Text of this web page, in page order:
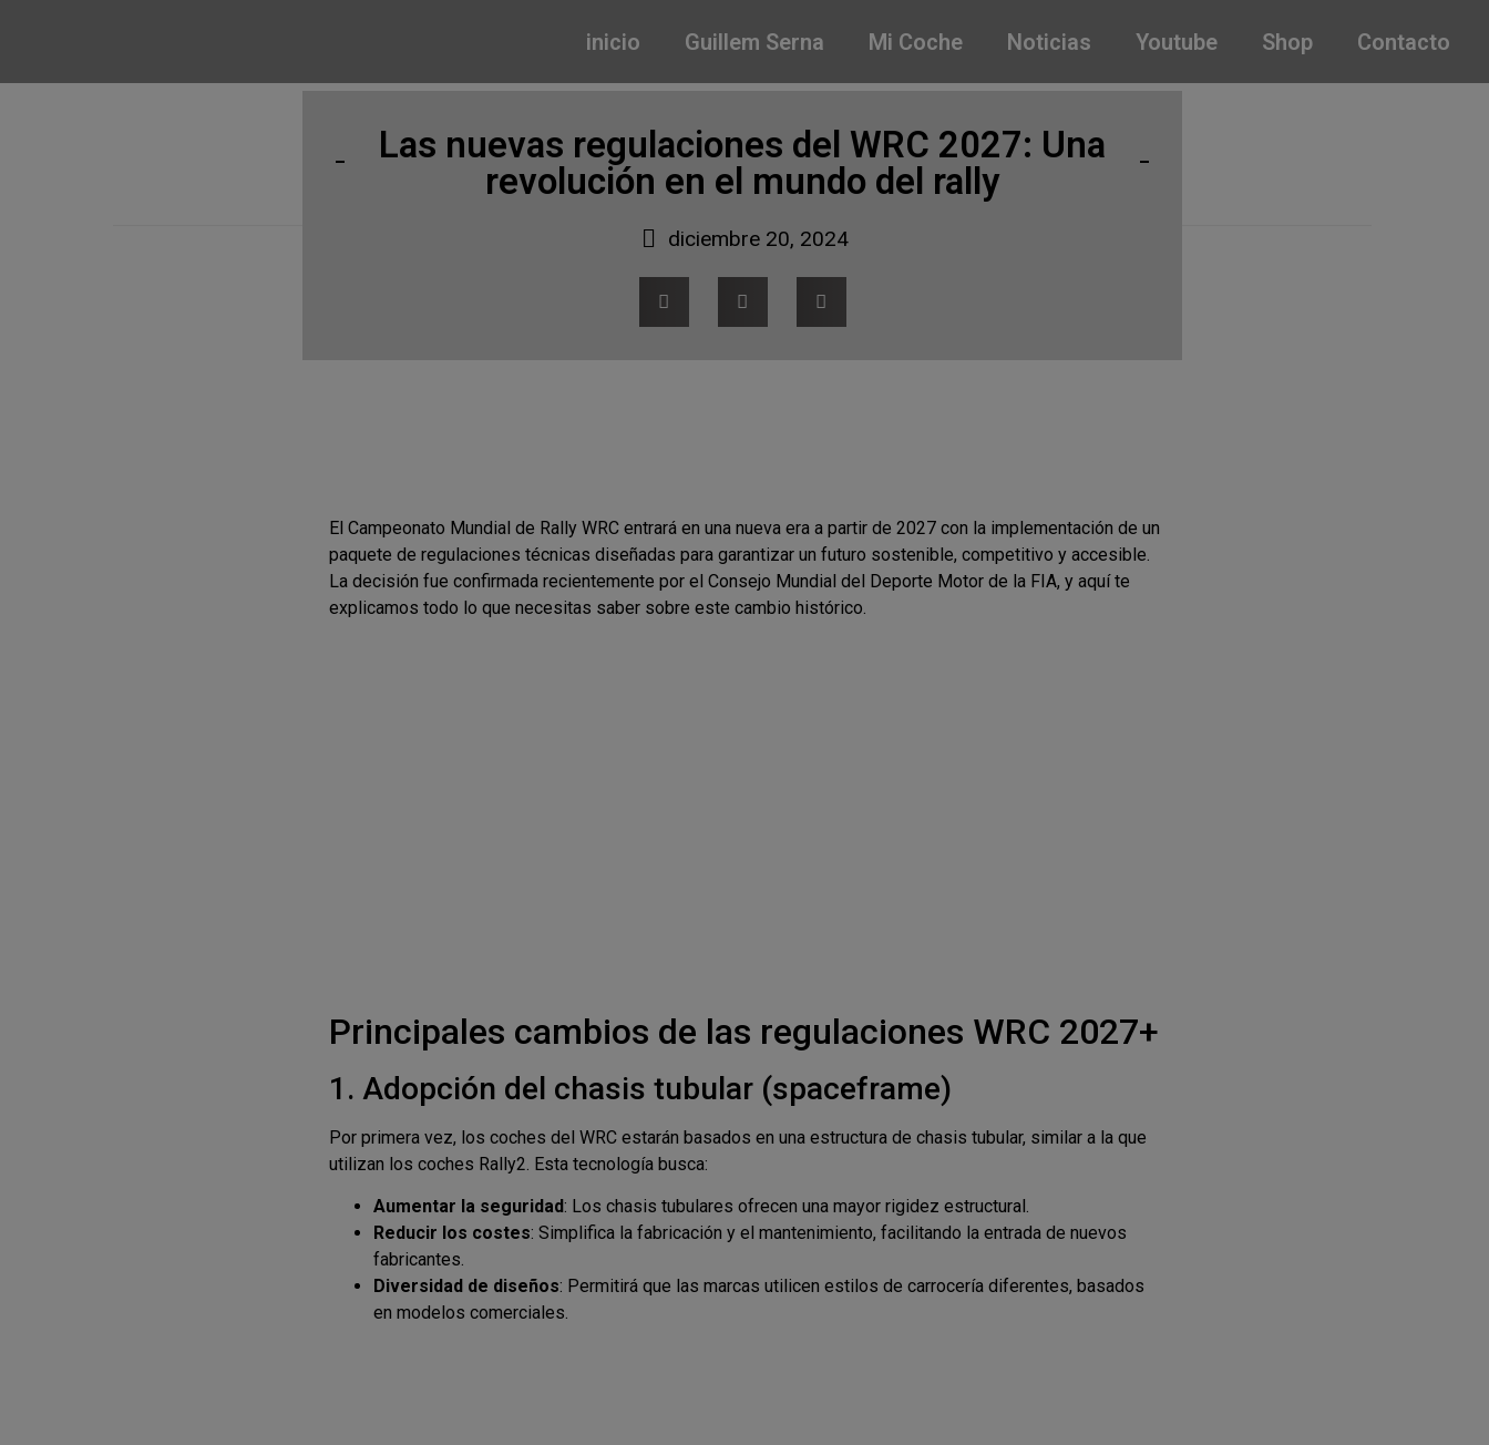
inicio Guillem Serna Mi Coche Noticias Youtube Shop Contacto
Las nuevas regulaciones del WRC 2027: Una
revolución en el mundo del rally
diciembre 20, 2024
El Campeonato Mundial de Rally WRC entrará en una nueva era a partir de 2027 con la implementación de un
paquete de regulaciones técnicas diseñadas para garantizar un futuro sostenible, competitivo y accesible.
La decisión fue confirmada recientemente por el Consejo Mundial del Deporte Motor de la FIA, y aquí te
explicamos todo lo que necesitas saber sobre este cambio histórico.
Principales cambios de las regulaciones WRC 2027+
1. Adopción del chasis tubular (spaceframe)
Por primera vez, los coches del WRC estarán basados en una estructura de chasis tubular, similar a la que
utilizan los coches Rally2. Esta tecnología busca:
Aumentar la seguridad: Los chasis tubulares ofrecen una mayor rigidez estructural.
Reducir los costes: Simplifica la fabricación y el mantenimiento, facilitando la entrada de nuevos
fabricantes.
Diversidad de diseños: Permitirá que las marcas utilicen estilos de carrocería diferentes, basados
en modelos comerciales.